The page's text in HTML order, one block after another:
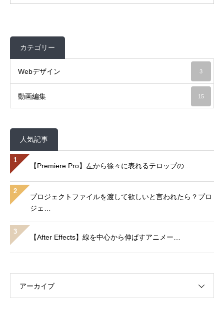
カテゴリー
Webデザイン 3
動画編集 15
人気記事
1
【Premiere Pro】左から徐々に表れるテロップの…
2
プロジェクトファイルを渡して欲しいと言われたら？プロ
ジェ…
3
【After Effects】線を中心から伸ばすアニメー…
アーカイブ